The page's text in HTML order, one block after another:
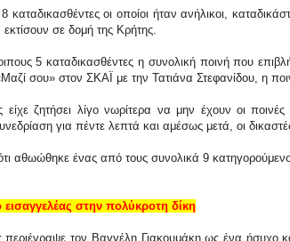
καταδικασθέντες οι οποίοι ήταν ανήλικοι,
σε δομή της Κρήτης.
5 καταδικασθέντες η συνολική ποινή που
σου» στον ΣΚΑΪ με την Τατιάνα Στεφανίδου, η
είχε ζητήσει λίγο νωρίτερα να μην έχουν οι
για πέντε λεπτά και αμέσως μετά, οι
αθωώθηκε ένας από τους συνολικά 9
στην πολύκροτη δίκη
περιέγραψε τον Βαγγέλη Γιακουμάκη ως ένα ήσυχο